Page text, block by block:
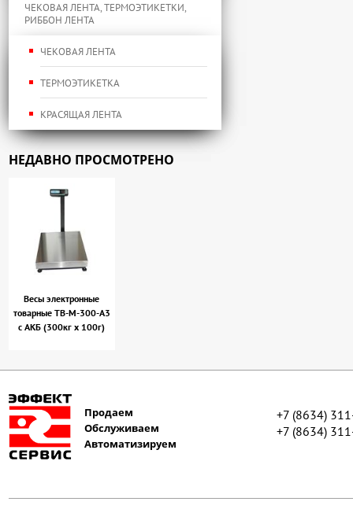
ЧЕКОВАЯ ЛЕНТА, ТЕРМОЭТИКЕТКИ,
РИББОН ЛЕНТА
ЧЕКОВАЯ ЛЕНТА
ТЕРМОЭТИКЕТКА
КРАСЯЩАЯ ЛЕНТА
НЕДАВНО ПРОСМОТРЕНО
Весы электронные
товарные ТВ-М-300-А3
с АКБ (300кг х 100г)
Продаем
Обслуживаем
Автоматизируем
+7 (8634)
+7 (8634)